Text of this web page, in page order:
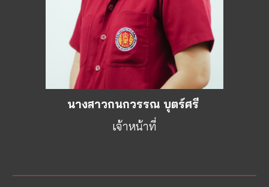
นางสาวกนกวรรณ บุตร์ศรี
เจ้าหน้าที่